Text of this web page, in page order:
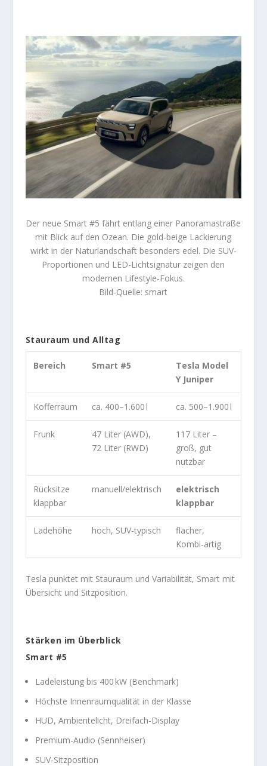
Der neue Smart #5 fährt entlang einer Panoramastraße
mit Blick auf den Ozean. Die gold-beige Lackierung
wirkt in der Naturlandschaft besonders edel. Die SUV-
Proportionen und LED-Lichtsignatur zeigen den
modernen Lifestyle-Fokus.
Bild-Quelle: smart
Stauraum und Alltag
Bereich Smart #5
Tesla Model
Y Juniper
Kofferraum ca. 400–1.600 l ca. 500–1.900 l
Frunk
47 Liter (AWD),
72 Liter (RWD)
117 Liter –
groß, gut
nutzbar
Rücksitze
klappbar
manuell/elektrisch
elektrisch
klappbar
Ladehöhe hoch, SUV-typisch
flacher,
Kombi-artig
Tesla punktet mit Stauraum und Variabilität, Smart mit
Übersicht und Sitzposition.
Stärken im Überblick
Smart #5
Ladeleistung bis 400 kW (Benchmark)
Höchste Innenraumqualität in der Klasse
HUD, Ambientelicht, Dreifach-Display
Premium-Audio (Sennheiser)
SUV-Sitzposition